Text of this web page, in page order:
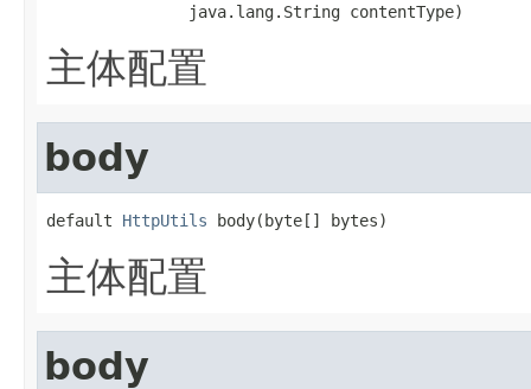
               java.lang.String contentType)
主体配置
body
default HttpUtils body(byte[] bytes)
主体配置
body